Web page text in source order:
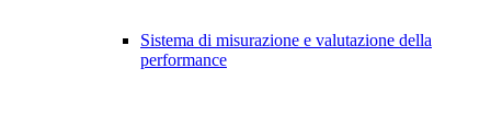
Sistema di misurazione e valutazione della
performance